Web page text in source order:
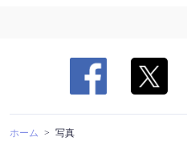
ホーム 写真